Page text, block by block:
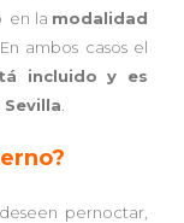
en la modalidad
En ambos casos el
incluido y es
pernoctar,